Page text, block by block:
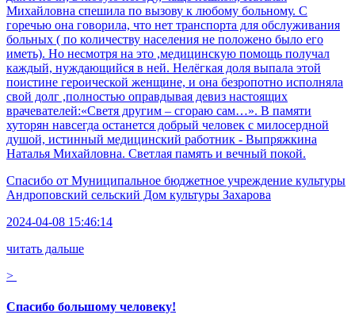
Михайловна спешила по вызову к любому больному. С
горечью она говорила, что нет транспорта для обслуживания
больных ( по количеству населения не положено было его
иметь). Но несмотря на это ,медицинскую помощь получал
каждый, нуждающийся в ней. Нелёгкая доля выпала этой
поистине героической женщине, и она безропотно исполняла
свой долг ,полностью оправдывая девиз настоящих
врачевателей:«Светя другим – сгораю сам…». В памяти
хуторян навсегда останется добрый человек с милосердной
душой, истинный медицинский работник - Выпряжкина
Наталья Михайловна. Светлая память и вечный покой.
Спасибо от Муниципальное бюджетное учреждение культуры
Андроповский сельский Дом культуры Захарова
2024-04-08 15:46:14
читать дальше
>
Спасибо большому человеку!